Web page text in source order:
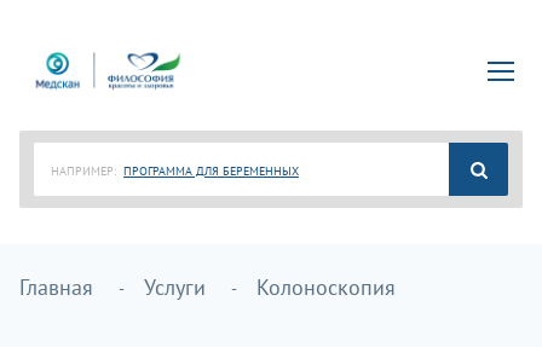
НАПРИМЕР: ПРОГРАММА ДЛЯ БЕРЕМЕННЫХ
Главная Услуги Колоноскопия